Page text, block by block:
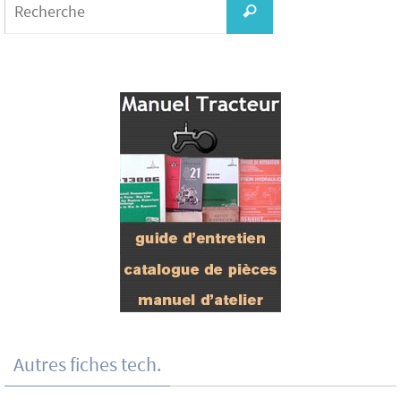
Recherche
Autres fiches tech.